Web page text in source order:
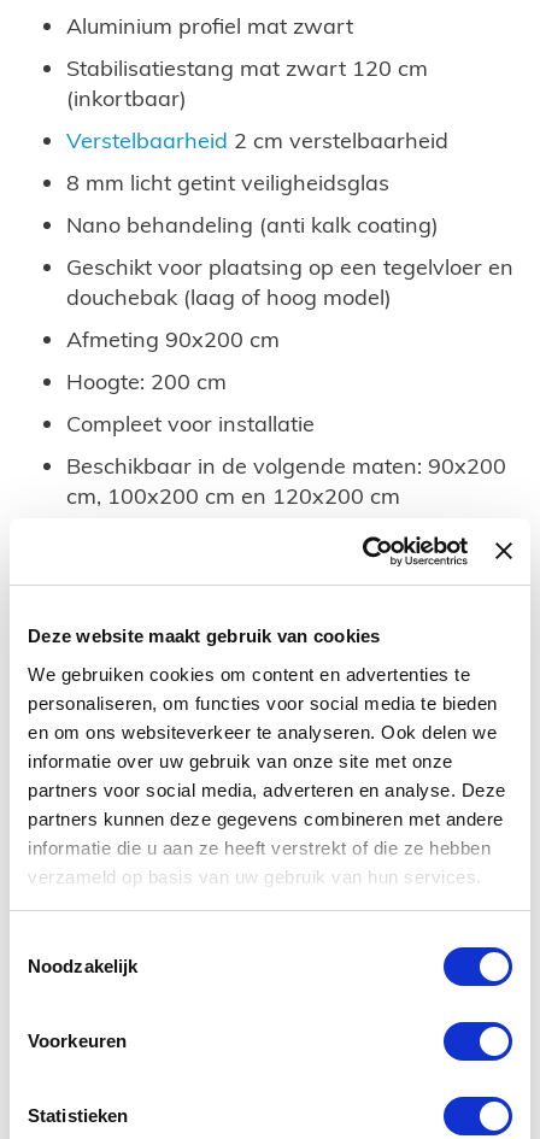
Deze website maakt gebruik van cookies
We gebruiken cookies om content en advertenties te
personaliseren, om functies voor social media te bieden
en om ons websiteverkeer te analyseren. Ook delen we
informatie over uw gebruik van onze site met onze
partners voor social media, adverteren en analyse. Deze
partners kunnen deze gegevens combineren met andere
informatie die u aan ze heeft verstrekt of die ze hebben
verzameld op basis van uw gebruik van hun services.
Noodzakelijk
Voorkeuren
Statistieken
Aluminium profiel mat zwart
Stabilisatiestang mat zwart 120 cm
(inkortbaar)
Verstelbaarheid 2 cm verstelbaarheid
8 mm licht getint veiligheidsglas
Nano behandeling (anti kalk coating)
Geschikt voor plaatsing op een tegelvloer en
douchebak (laag of hoog model)
Afmeting 90x200 cm
Hoogte: 200 cm
Compleet voor installatie
Beschikbaar in de volgende maten: 90x200
cm, 100x200 cm en 120x200 cm
Deze set bestaat uit de volgende onderdelen
Alle profielen
Stabilisatiestang
Alle bevestigingsmateriaal voor installatie
Deze douchewand is beschikbaar in andere
afmetingen. Wilt u een andere afmeting of model,
kijk dan hieronder bij vergelijkbare producten.
Maak deze douchewand compleet met een
douchebak, douchegoot, regendouche en/of
onderstaande combinatieproducten.
Download hier de technische tekening